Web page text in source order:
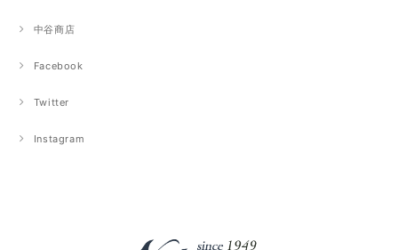
中谷商店
Facebook
Twitter
Instagram